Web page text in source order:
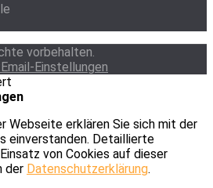
vorbehalten.
Email-Einstellungen
Webseite erklären Sie sich mit der
einverstanden. Detaillierte
von Cookies auf dieser
der Datenschutzerklärung.